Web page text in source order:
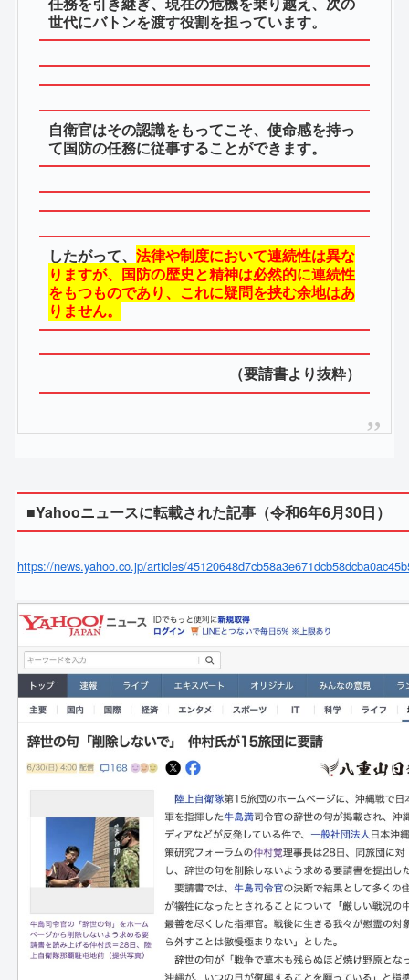
世代にバトンを渡す役割を担っています。
自衛官はその認識をもってこそ、使命感を持っ
て国防の任務に従事することができます。
したがって、 法律や制度において連続性は異な
りますが、国防の歴史と精神は必然的に連続性
をもつものであり、これに疑問を挟む余地はあ
りません。
（要請書より抜粋）
■Yahooニュースに転載された記事（令和6年6月30日）
https://news.yahoo.co.jp/articles/